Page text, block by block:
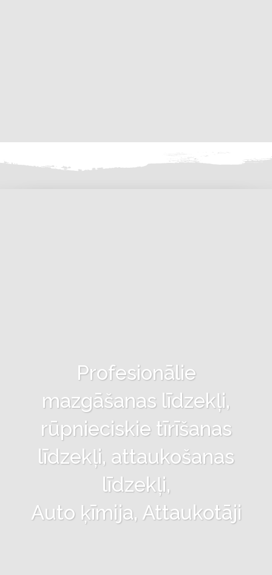
Profesionālie
mazgāšanas līdzekļi,
rūpnieciskie tīrīšanas
līdzekļi, attaukošanas
līdzekļi,
Auto ķīmija, Attaukotāji